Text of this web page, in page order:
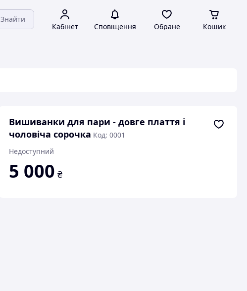
Знайти
Кабінет Сповіщення Обране Кошик
Вишиванки для пари - довге плаття і
чоловіча сорочка Код: 0001
Недоступний
5 000 ₴